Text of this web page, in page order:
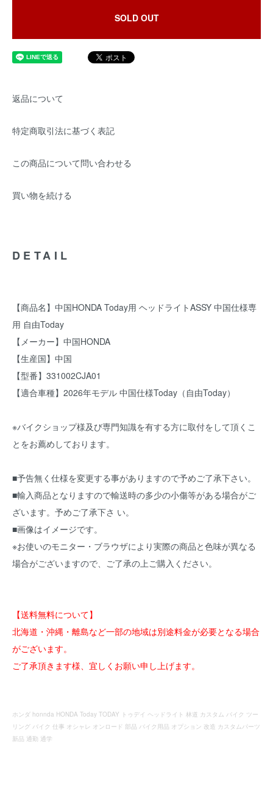
SOLD OUT
返品について
特定商取引法に基づく表記
この商品について問い合わせる
買い物を続ける
DETAIL
【商品名】中国HONDA Today用 ヘッドライトASSY 中国仕様専
用 自由Today
【メーカー】中国HONDA
【生産国】中国
【型番】331002CJA01
【適合車種】2026年モデル 中国仕様Today（自由Today）
※バイクショップ様及び専門知識を有する方に取付をして頂くこ
とをお薦めしております。
■予告無く仕様を変更する事がありますので予めご了承下さい。
■輸入商品となりますので輸送時の多少の小傷等がある場合がご
ざいます。予めご了承下さ い。
■画像はイメージです。
※お使いのモニター・ブラウザにより実際の商品と色味が異なる
場合がございますので、ご了承の上ご購入ください。
【送料無料について】
北海道・沖縄・離島など一部の地域は別途料金が必要となる場合
がございます。
ご了承頂きます様、宜しくお願い申し上げます。
ホンダ honnda HONDA Today TODAY トゥデイ ヘッドライト 林道 カスタム バイク ツー
リング バイク 仕事 オシャレ オンロード 部品 バイク用品 オプション 改造 カスタムパーツ
新品 通勤 通学